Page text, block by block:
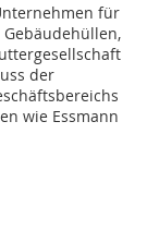
für
der
wie Essmann